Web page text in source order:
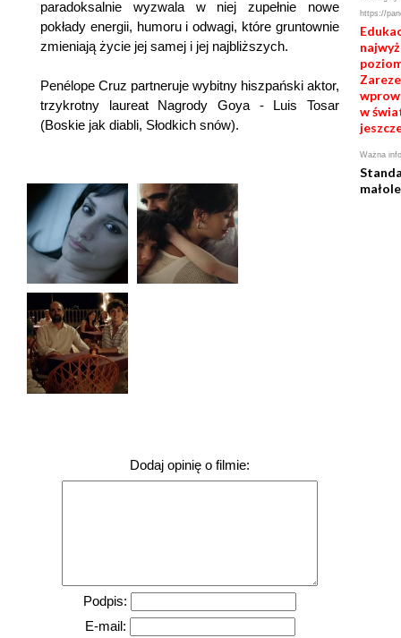
paradoksalnie wyzwala w niej zupełnie nowe
pokłady energii, humoru i odwagi, które gruntownie
zmieniają życie jej samej i jej najbliższych.
Penélope Cruz partneruje wybitny hiszpański aktor,
trzykrotny laureat Nagrody Goya - Luis Tosar
(Boskie jak diabli, Słodkich snów).
Dodaj opinię o filmie:
Podpis:
E-mail:
https://
w
Ważna